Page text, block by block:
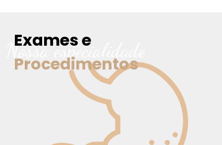
Exames e
Nossa especialidade
Procedimentos